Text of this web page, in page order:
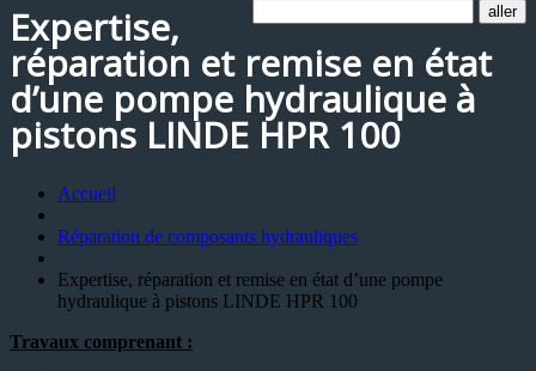
Expertise,
réparation et remise en état
d’une pompe hydraulique à
pistons LINDE HPR 100
Accueil
Réparation de composants hydrauliques
Expertise, réparation et remise en état d’une pompe
hydraulique à pistons LINDE HPR 100
Travaux comprenant :